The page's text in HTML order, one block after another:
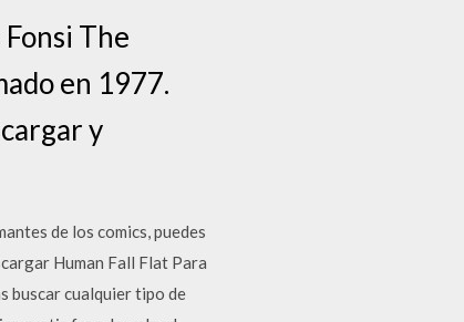
The
en 1977.
y
de los comics, puedes
Human Fall Flat Para
buscar cualquier tipo de